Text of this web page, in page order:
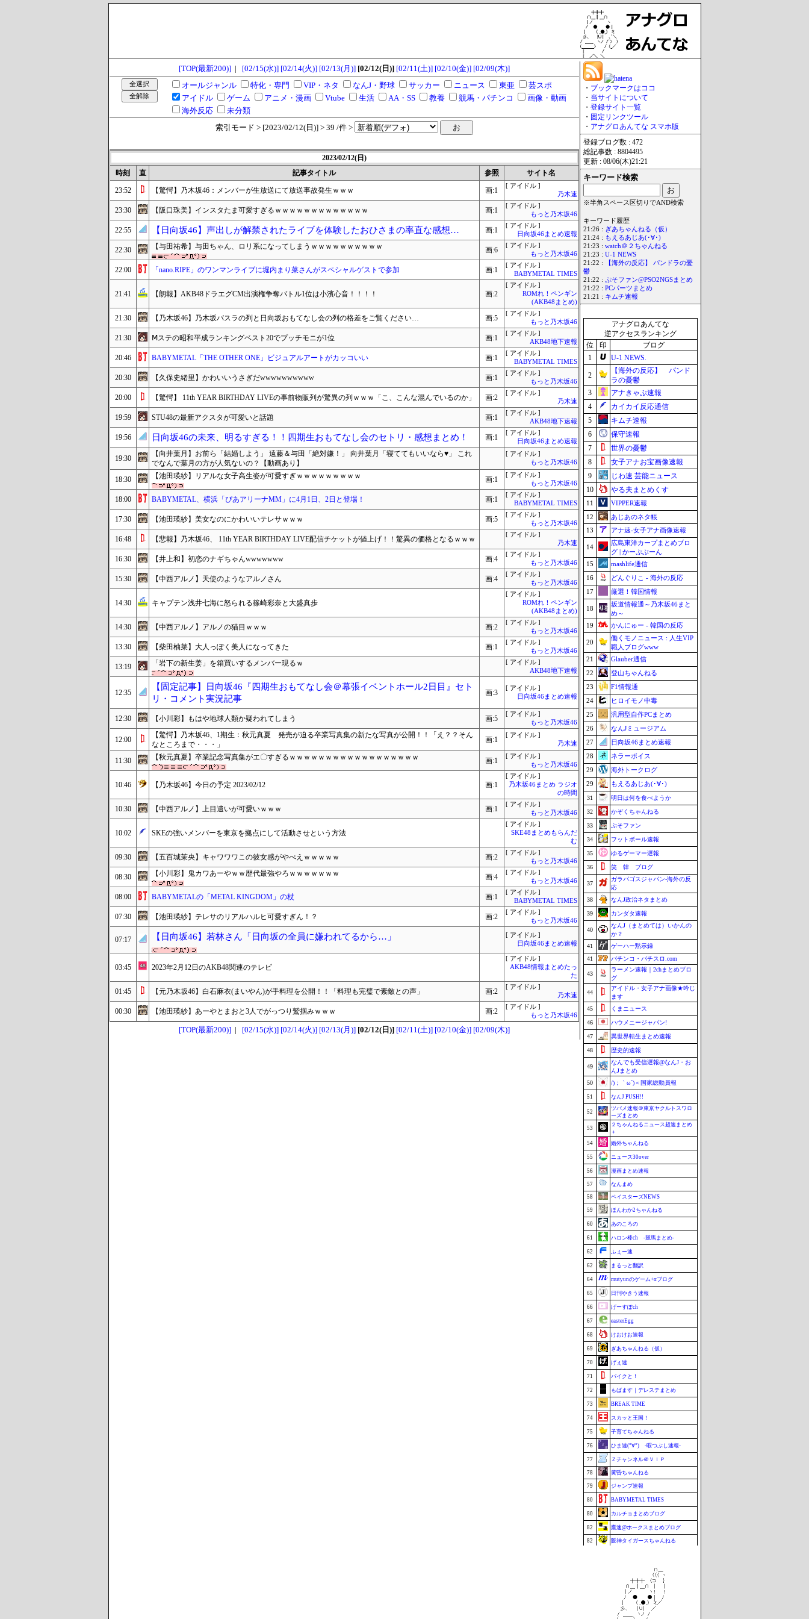
[TOP(最新200)]| [02/15(水)] [02/14(火)] [02/13(月)] [02/12(日)] [02/11(土)] [02/10(金)] [02/09(木)]
オールジャンル
特化・専門 VIP・ネタ なんJ・野球 サッカー ニュース 東亜
芸スポ
アイドル
ゲーム アニメ・漫画 Vtube 生活 AA・SS 教養 競馬・パチンコ
画像・動画
海外反応
未分類
索引モード > [2023/02/12(日)] > 39 /件 >
2023/02/12(日)
時刻
直 記事タイトル 参照 サイト名
23:52 【驚愕】乃木坂46：メンバーが生放送にて放送事故発生ｗｗｗ 画:1
[ アイドル ]
乃木速
23:30 【阪口珠美】インスタたま可愛すぎるｗｗｗｗｗｗｗｗｗｗｗｗｗ 画:1
[ アイドル ]
もっと乃木坂46
22:55 【日向坂46】声出しが解禁されたライブを体験したおひさまの率直な感想… 画:1
[ アイドル ]
日向坂46まとめ速報
22:30 【与田祐希】与田ちゃん、ロリ系になってしまうｗｗｗｗｗｗｗｗｗｗ 画:6
[ アイドル ]
もっと乃木坂46
22:00 「nano.RIPE」のワンマンライブに堀内まり菜さんがスペシャルゲストで参加 画:1
[ アイドル ]
BABYMETAL TIMES
21:41 【朗報】AKB48ドラエグCM出演権争奪バトル1位は小濱心音！！！！ 画:2
[ アイドル ]
ROMれ！ペンギン
(AKB48まとめ)
21:30 【乃木坂46】乃木坂バスラの列と日向坂おもてなし会の列の格差をご覧ください… 画:5
[ アイドル ]
もっと乃木坂46
21:30 Ⅿステの昭和平成ランキングベスト20でプッチモニが1位 画:1
[ アイドル ]
AKB48地下速報
20:46 BABYMETAL「THE OTHER ONE」ビジュアルアートがカッコいい 画:1
[ アイドル ]
BABYMETAL TIMES
20:30 【久保史緒里】かわいいうさぎだwwwwwwwwww 画:1
[ アイドル ]
もっと乃木坂46
20:00 【驚愕】 11th YEAR BIRTHDAY LIVEの事前物販列が驚異の列ｗｗｗ「こ、こんな混んでいるのか」 画:2
[ アイドル ]
乃木速
19:59 STU48の最新アクスタが可愛いと話題 画:1
[ アイドル ]
AKB48地下速報
19:56 日向坂46の未来、明るすぎる！！四期生おもてなし会のセトリ・感想まとめ！ 画:1
[ アイドル ]
日向坂46まとめ速報
19:30
【向井葉月】お前ら「結婚しよう」 遠藤＆与田「絶対嫌！」 向井葉月「寝ててもいいなら♥」 これ
でなんで葉月の方が人気ないの？【動画あり】
[ アイドル ]
もっと乃木坂46
18:30 【池田瑛紗】リアルな女子高生姿が可愛すぎｗｗｗｗｗｗｗｗｗ 画:1
[ アイドル ]
もっと乃木坂46
18:00 BABYMETAL、横浜「ぴあアリーナMM」に4月1日、2日と登場！ 画:1
[ アイドル ]
BABYMETAL TIMES
17:30 【池田瑛紗】美女なのにかわいいテレサｗｗｗ 画:5
[ アイドル ]
もっと乃木坂46
16:48 【悲報】乃木坂46、 11th YEAR BIRTHDAY LIVE配信チケットが値上げ！！驚異の価格となるｗｗｗ
[ アイドル ]
乃木速
16:30 【井上和】初恋のナギちゃんwwwwwww 画:4
[ アイドル ]
もっと乃木坂46
15:30 【中西アルノ】天使のようなアルノさん 画:4
[ アイドル ]
もっと乃木坂46
14:30 キャプテン浅井七海に怒られる篠崎彩奈と大盛真歩
[ アイドル ]
ROMれ！ペンギン
(AKB48まとめ)
14:30 【中西アルノ】アルノの猫目ｗｗｗ 画:2
[ アイドル ]
もっと乃木坂46
13:30 【柴田柚菜】大人っぽく美人になってきた 画:1
[ アイドル ]
もっと乃木坂46
13:19 「岩下の新生姜」を箱買いするメンバー現るｗ
[ アイドル ]
AKB48地下速報
12:35
【固定記事】日向坂46『四期生おもてなし会＠幕張イベントホール2日目』セト
リ・コメント実況記事
画:3
[ アイドル ]
日向坂46まとめ速報
12:30 【小川彩】もはや地球人類か疑われてしまう 画:5
[ アイドル ]
もっと乃木坂46
12:00
【驚愕】乃木坂46、1期生：秋元真夏 発売が迫る卒業写真集の新たな写真が公開！！「え？？そん
なところまで・・・」
画:1
[ アイドル ]
乃木速
11:30 【秋元真夏】卒業記念写真集がエ〇すぎるｗｗｗｗｗｗｗｗｗｗｗｗｗｗｗｗｗｗ 画:1
[ アイドル ]
もっと乃木坂46
10:46 【乃木坂46】今日の予定 2023/02/12 画:1
[ アイドル ]
乃木坂46まとめ ラジオ
の時間
10:30 【中西アルノ】上目遣いが可愛いｗｗｗ 画:1
[ アイドル ]
もっと乃木坂46
10:02 SKEの強いメンバーを東京を拠点にして活動させという方法
[ アイドル ]
SKE48まとめもらんだ
む
09:30 【五百城茉央】キャワワワこの彼女感がやべえｗｗｗｗｗ 画:2
[ アイドル ]
もっと乃木坂46
08:30 【小川彩】鬼カワあーやｗｗ歴代最強やろｗｗｗｗｗｗｗ 画:4
[ アイドル ]
もっと乃木坂46
08:00 BABYMETALの「METAL KINGDOM」の杖 画:1
[ アイドル ]
BABYMETAL TIMES
07:30 【池田瑛紗】テレサのリアルハルヒ可愛すぎん！？ 画:2
[ アイドル ]
もっと乃木坂46
07:17 【日向坂46】若林さん「日向坂の全員に嫌われてるから…」
[ アイドル ]
日向坂46まとめ速報
03:45 2023年2月12日のAKB48関連のテレビ
[ アイドル ]
AKB48情報まとめたっ
た
01:45 【元乃木坂46】白石麻衣(まいやん)が手料理を公開！！「料理も完璧で素敵との声」 画:2
[ アイドル ]
乃木速
00:30 【池田瑛紗】あーやとまおと3人でがっつり鷲掴みｗｗｗ 画:2
[ アイドル ]
もっと乃木坂46
[TOP(最新200)]| [02/15(水)] [02/14(火)] [02/13(月)] [02/12(日)] [02/11(土)] [02/10(金)] [02/09(木)]
・ ブックマークはココ
・ 当サイトについて
・ 登録サイト一覧
・ 固定リンクツール
・ アナグロあんてな スマホ版
登録ブログ数 : 472
総記事数 : 8804495
更新 : 08/06(木)21:21
キーワード検索
※半角スペース区切りでAND検索
キーワード履歴
21:26 : ぎあちゃんねる（仮）
21:24 : もえるあじあ(･∀･)
21:23 : watch＠２ちゃんねる
21:23 : U-1 NEWS
21:22 :
【海外の反応】 パンドラの憂
鬱
21:22 : ぷそファン@PSO2NGSまとめ
21:22 : PCパーツまとめ
21:21 : キムチ速報
アナグロあんてな
逆アクセスランキング
位
印
ブログ
1
U-1 NEWS.
2
【海外の反応】 パンド
ラの憂鬱
3
アナきゃぷ速報
4
カイカイ反応通信
5
キムチ速報
6
保守速報
7
世界の憂鬱
8
女子アナお宝画像速報
9
じわ速 芸能ニュース
10
やる夫まとめくす
11
VIPPER速報
12
あじあのネタ帳
13
アナ速‐女子アナ画像速報
14
広島東洋カープまとめブロ
グ | かーぷぶーん
15
mashlife通信
16
どんぐりこ - 海外の反応
17
厳選！韓国情報
18
坂道情報通～乃木坂46まと
め～
19
かんにゅー - 韓国の反応
20
働くモノニュース : 人生VIP
職人ブログwww
21
Glauber通信
22
登山ちゃんねる
23
F1情報通
24
ヒロイモノ中毒
25
汎用型自作PCまとめ
26
なんJミュージアム
27
日向坂46まとめ速報
28
ネラーボイス
29
海外トークログ
29
もえるあじあ(･∀･)
31 明日は何を食べようか
32 かぞくちゃんねる
33 ぷそファン
34 フットボール速報
35 ゆるゲーマー遅報
36 笑 韓 ブログ
37
ガラパゴスジャパン-海外の反
応
38
なんJ政治ネタまとめ
39 カンダタ速報
40
なんJ（まとめては）いかんの
か？
41
ゲーハー黙示録
41
パチンコ・パチスロ.com
43
ラーメン速報｜2chまとめブロ
グ
44
アイドル・女子アナ画像★吟じ
ます
45
くまニュース
46 ハウメニージャパン!
47 異世界転生まとめ速報
48 歴史的速報
49
なんでも受信遅報@なんJ・お
んJまとめ
50
/)；｀ω´)＜国家総動員報
51 なんJ PUSH!!
52
ツバメ速報＠東京ヤクルトスワロ
ーズまとめ
53
２ちゃんねるニュース超速まとめ
＋
54
婚外ちゃんねる
55 ニュース30over
56 漫画まとめ速報
57 なんまめ
58 ベイスターズNEWS
59 ほんわか2ちゃんねる
60 あのころの
61 ハロン棒ch -競馬まとめ-
62 ふぇー速
62 まるっと翻訳
64 mutyunのゲーム+αブログ
65 日刊やきう速報
66 げーすぽch
67 easterEgg
68 けおけお速報
69 ぎあちゃんねる（仮）
70 げぇ速
71 バイクと！
72 もばます｜デレステまとめ
73 BREAK TIME
74 スカッと王国！
75 子育てちゃんねる
76 ひま速(°∀°) -暇つぶし速報-
77 Ｚチャンネル＠ＶＩＰ
78 黄昏ちゃんねる
79 ジャンプ速報
80 BABYMETAL TIMES
80 カルチョまとめブログ
82 鷹速@ホークスまとめブログ
82 阪神タイガースちゃんねる
ポーランドボール 翻訳
もきゅ速(*´ω`*)人(´･ェ･｀)
VTuberNews
チゲ速